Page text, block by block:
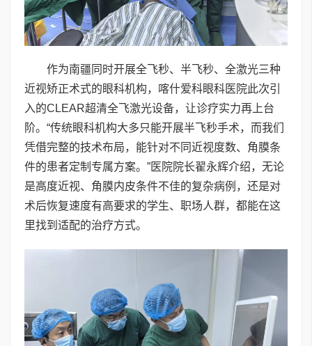
作为南疆同时开展全飞秒、半飞秒、全激光三种
近视矫正术式的眼科机构，喀什爱科眼科医院此次引
入的CLEAR超清全飞激光设备，让诊疗实力再上台
阶。“传统眼科机构大多只能开展半飞秒手术，而我们
凭借完整的技术布局，能针对不同近视度数、角膜条
件的患者定制专属方案。”医院院长翟永辉介绍，无论
是高度近视、角膜内皮条件不佳的复杂病例，还是对
术后恢复速度有高要求的学生、职场人群，都能在这
里找到适配的治疗方式。